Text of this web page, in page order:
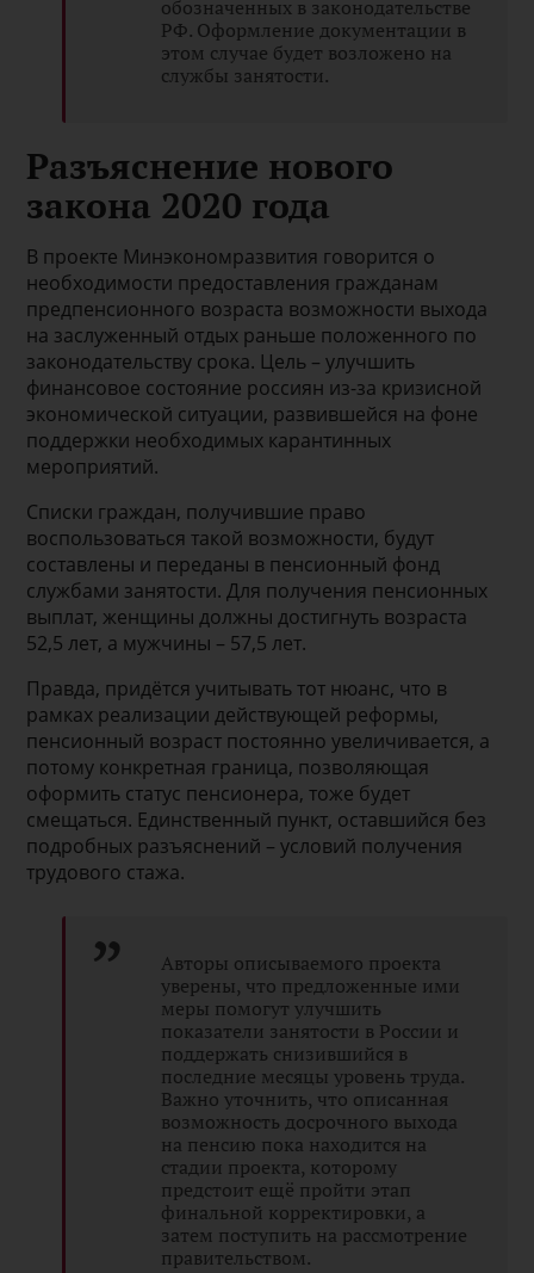
обозначенных в законодательстве
РФ. Оформление документации в
этом случае будет возложено на
службы занятости.
Разъяснение нового
закона 2020 года
В проекте Минэкономразвития говорится о
необходимости предоставления гражданам
предпенсионного возраста возможности выхода
на заслуженный отдых раньше положенного по
законодательству срока. Цель – улучшить
финансовое состояние россиян из-за кризисной
экономической ситуации, развившейся на фоне
поддержки необходимых карантинных
мероприятий.
Списки граждан, получившие право
воспользоваться такой возможности, будут
составлены и переданы в пенсионный фонд
службами занятости. Для получения пенсионных
выплат, женщины должны достигнуть возраста
52,5 лет, а мужчины – 57,5 лет.
Правда, придётся учитывать тот нюанс, что в
рамках реализации действующей реформы,
пенсионный возраст постоянно увеличивается, а
потому конкретная граница, позволяющая
оформить статус пенсионера, тоже будет
смещаться. Единственный пункт, оставшийся без
подробных разъяснений – условий получения
трудового стажа.
Авторы описываемого проекта
уверены, что предложенные ими
меры помогут улучшить
показатели занятости в России и
поддержать снизившийся в
последние месяцы уровень труда.
Важно уточнить, что описанная
возможность досрочного выхода
на пенсию пока находится на
стадии проекта, которому
предстоит ещё пройти этап
финальной корректировки, а
затем поступить на рассмотрение
правительством.